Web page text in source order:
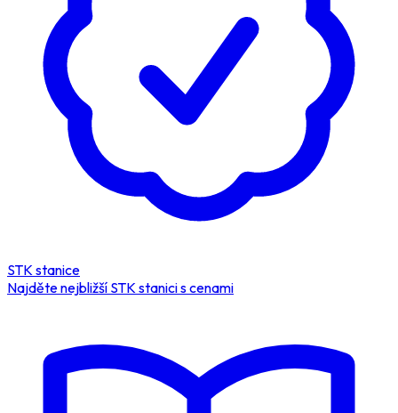
STK stanice
Najděte nejbližší STK stanici s cenami